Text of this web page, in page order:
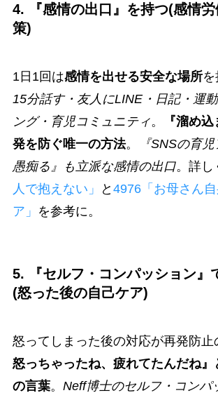
4. 『感情の出口』を持つ(感情
策)
1日1回は感情を出せる安全な場所を
15分話す・友人にLINE・日記・運
ング・育児コミュニティ。
『溜め
発を防ぐ唯一の方法。
『SNSの育
愚痴る』も立派な感情の出口。詳し
人で抱えない」
と 4976「お母さん
ア」 を参考に。
5. 『セルフ・コンパッション』
(怒った後の自己ケア)
怒ってしまった後の対応が再発防止
怒っちゃったね、疲れてたんだね』
の言葉。 Neff博士のセルフ・コンパ